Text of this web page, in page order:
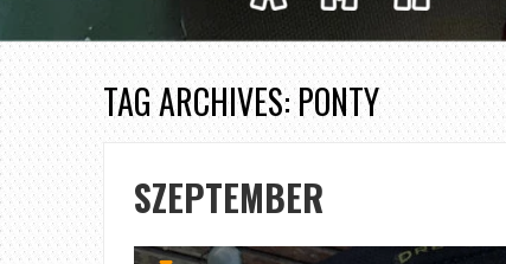
TAG ARCHIVES: PONTY
SZEPTEMBER